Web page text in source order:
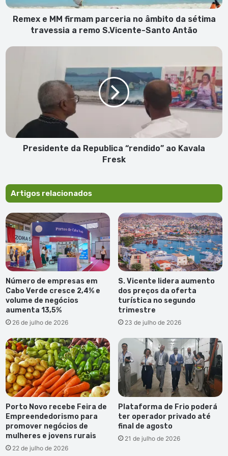
sétima
travessia
S.Vicente-
Remex e MM firmam parceria no âmbito da sétima
travessia a remo S.Vicente-Santo Antão
Presidente
Presidente da Republica “rendido” ao Kavala
Fresk
Artigos relacionados
Número de empresas em
Cabo Verde cresce 2,4% e
volume de negócios
aumenta 13,5%
26 de julho de 2026
S. Vicente lidera aumento
dos preços da oferta
turística no segundo
trimestre
23 de julho de 2026
Porto Novo recebe Feira de
Empreendedorismo para
promover negócios de
mulheres e jovens rurais
22 de julho de 2026
Plataforma de Frio poderá
ter operador privado até
final de agosto
21 de julho de 2026